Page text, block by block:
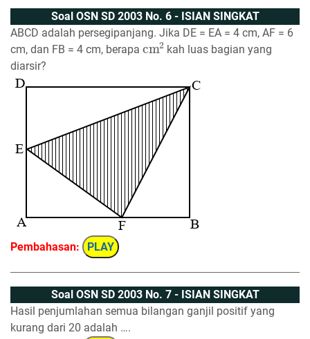
Soal OSN SD 2003 No. 6 - ISIAN SINGKAT
ABCD adalah persegipanjang. Jika DE = EA = 4 cm, AF = 6
cm, dan FB = 4 cm, berapa
cm2
kah luas bagian yang
diarsir?
Pembahasan: PLAY
Soal OSN SD 2003 No. 7 - ISIAN SINGKAT
Hasil penjumlahan semua bilangan ganjil positif yang
kurang dari 20 adalah ….